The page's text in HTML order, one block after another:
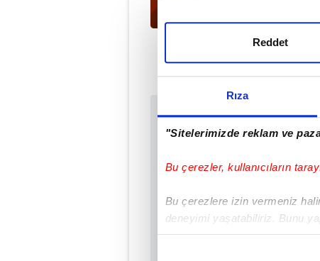
Rıza
"Sitelerimizde reklam ve
Bu çerezler, kullanıcıların
Bu çerezlere izin vermeniz
deneyimi yaşatabiliriz. Bunu
içerikleri sunabilmek adına
noktasında tek gelir
Reddet
Sabah.com.tr
Uygulamalara Özel